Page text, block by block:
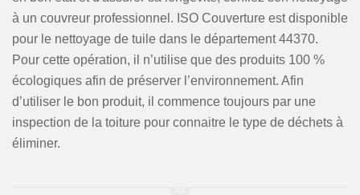
à un couvreur professionnel. ISO Couverture est disponible
pour le nettoyage de tuile dans le département 44370.
Pour cette opération, il n’utilise que des produits 100 %
écologiques afin de préserver l’environnement. Afin
d’utiliser le bon produit, il commence toujours par une
inspection de la toiture pour connaitre le type de déchets à
éliminer.